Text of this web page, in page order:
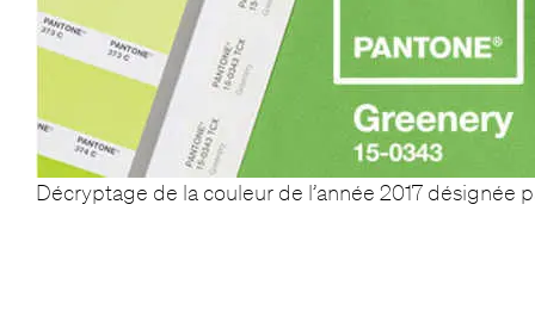
Décryptage de la couleur de l’année 2017 désignée